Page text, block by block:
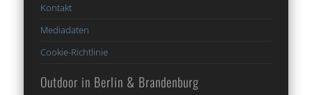
Kontakt
Mediadaten
Cookie-Richtlinie
Outdoor in Berlin & Brandenburg